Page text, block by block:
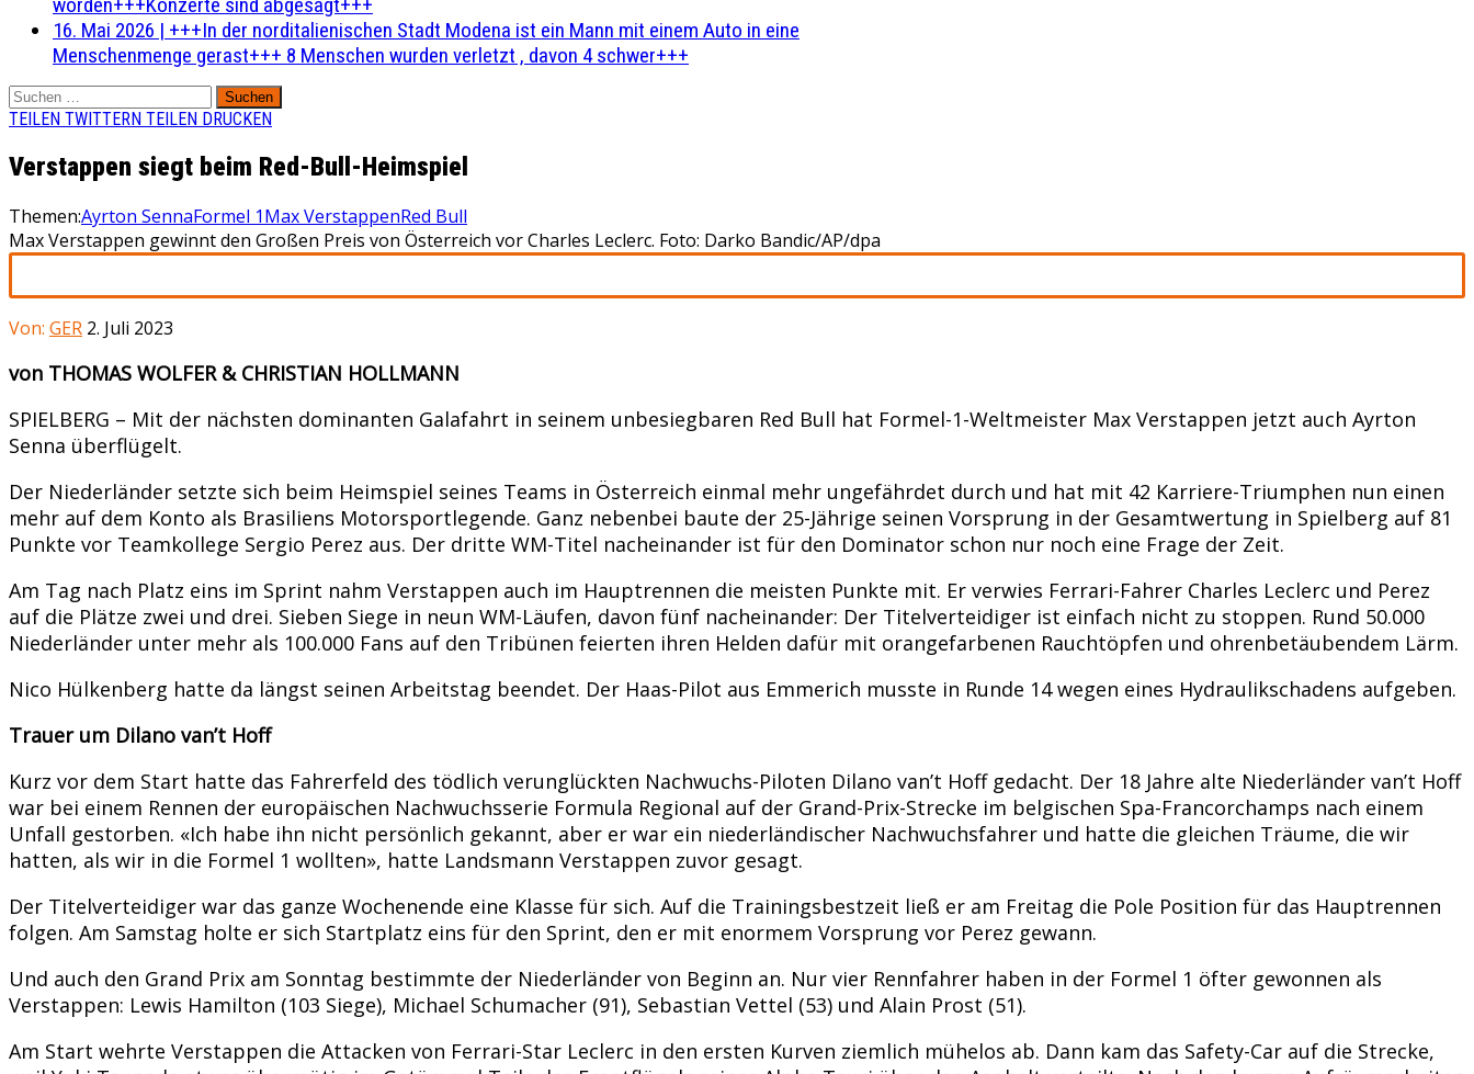
16. Mai 2026 | +++In der norditalienischen Stadt Modena ist ein Mann mit einem Auto in eine
Menschenmenge gerast+++ 8 Menschen wurden verletzt , davon 4 schwer+++
Suchen
nach:
TEILEN TWITTERN TEILEN DRUCKEN
Verstappen siegt beim Red-Bull-Heimspiel
Themen:Ayrton SennaFormel 1Max VerstappenRed Bull
Max Verstappen gewinnt den Großen Preis von Österreich vor Charles Leclerc. Foto: Darko Bandic/AP/dpa
Von: GER 2. Juli 2023
von THOMAS WOLFER & CHRISTIAN HOLLMANN
SPIELBERG – Mit der nächsten dominanten Galafahrt in seinem unbesiegbaren Red Bull hat Formel-1-Weltmeister Max Verstappen jetzt auch Ayrton
Senna überflügelt.
Der Niederländer setzte sich beim Heimspiel seines Teams in Österreich einmal mehr ungefährdet durch und hat mit 42 Karriere-Triumphen nun einen
mehr auf dem Konto als Brasiliens Motorsportlegende. Ganz nebenbei baute der 25-Jährige seinen Vorsprung in der Gesamtwertung in Spielberg auf 81
Punkte vor Teamkollege Sergio Perez aus. Der dritte WM-Titel nacheinander ist für den Dominator schon nur noch eine Frage der Zeit.
Am Tag nach Platz eins im Sprint nahm Verstappen auch im Hauptrennen die meisten Punkte mit. Er verwies Ferrari-Fahrer Charles Leclerc und Perez
auf die Plätze zwei und drei. Sieben Siege in neun WM-Läufen, davon fünf nacheinander: Der Titelverteidiger ist einfach nicht zu stoppen. Rund 50.000
Niederländer unter mehr als 100.000 Fans auf den Tribünen feierten ihren Helden dafür mit orangefarbenen Rauchtöpfen und ohrenbetäubendem Lärm.
Nico Hülkenberg hatte da längst seinen Arbeitstag beendet. Der Haas-Pilot aus Emmerich musste in Runde 14 wegen eines Hydraulikschadens aufgeben.
Trauer um Dilano van’t Hoff
Kurz vor dem Start hatte das Fahrerfeld des tödlich verunglückten Nachwuchs-Piloten Dilano van’t Hoff gedacht. Der 18 Jahre alte Niederländer van’t Hoff
war bei einem Rennen der europäischen Nachwuchsserie Formula Regional auf der Grand-Prix-Strecke im belgischen Spa-Francorchamps nach einem
Unfall gestorben. «Ich habe ihn nicht persönlich gekannt, aber er war ein niederländischer Nachwuchsfahrer und hatte die gleichen Träume, die wir
hatten, als wir in die Formel 1 wollten», hatte Landsmann Verstappen zuvor gesagt.
Der Titelverteidiger war das ganze Wochenende eine Klasse für sich. Auf die Trainingsbestzeit ließ er am Freitag die Pole Position für das Hauptrennen
folgen. Am Samstag holte er sich Startplatz eins für den Sprint, den er mit enormem Vorsprung vor Perez gewann.
Und auch den Grand Prix am Sonntag bestimmte der Niederländer von Beginn an. Nur vier Rennfahrer haben in der Formel 1 öfter gewonnen als
Verstappen: Lewis Hamilton (103 Siege), Michael Schumacher (91), Sebastian Vettel (53) und Alain Prost (51).
Am Start wehrte Verstappen die Attacken von Ferrari-Star Leclerc in den ersten Kurven ziemlich mühelos ab. Dann kam das Safety-Car auf die Strecke,